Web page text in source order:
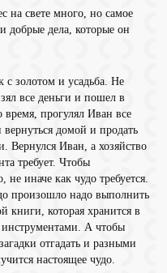
на свете много, но самое
добрые дела, которые он
с золотом и усадьба. Не
все деньги и пошел в
время, прогулял Иван все
домой и продать
Вернулся Иван, а хозяйство
требует. Чтобы
не иначе как чудо требуется.
произошло надо выполнить
книги, которая хранится в
инструментами. А чтобы
отгадать и разными
настоящее чудо.